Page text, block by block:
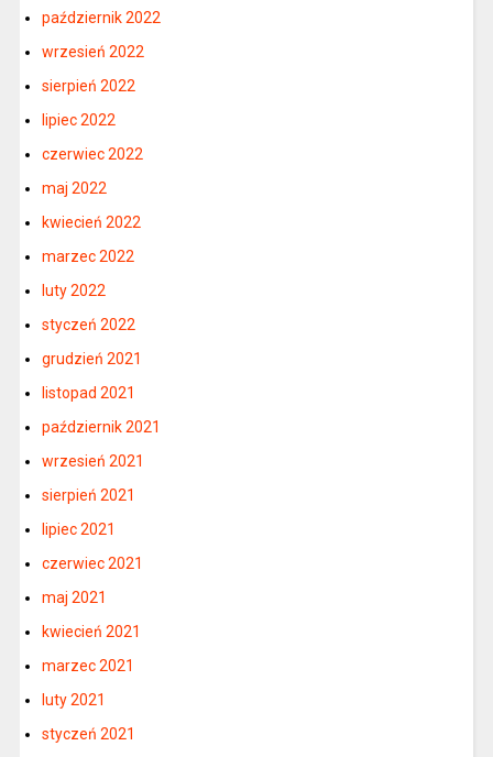
październik 2022
wrzesień 2022
sierpień 2022
lipiec 2022
czerwiec 2022
maj 2022
kwiecień 2022
marzec 2022
luty 2022
styczeń 2022
grudzień 2021
listopad 2021
październik 2021
wrzesień 2021
sierpień 2021
lipiec 2021
czerwiec 2021
maj 2021
kwiecień 2021
marzec 2021
luty 2021
styczeń 2021